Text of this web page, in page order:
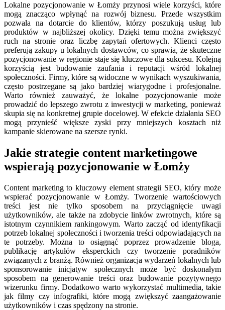
Lokalne pozycjonowanie w Łomży przynosi wiele korzyści, które
mogą znacząco wpłynąć na rozwój biznesu. Przede wszystkim
pozwala na dotarcie do klientów, którzy poszukują usług lub
produktów w najbliższej okolicy. Dzięki temu można zwiększyć
ruch na stronie oraz liczbę zapytań ofertowych. Klienci często
preferują zakupy u lokalnych dostawców, co sprawia, że skuteczne
pozycjonowanie w regionie staje się kluczowe dla sukcesu. Kolejną
korzyścią jest budowanie zaufania i reputacji wśród lokalnej
społeczności. Firmy, które są widoczne w wynikach wyszukiwania,
często postrzegane są jako bardziej wiarygodne i profesjonalne.
Warto również zauważyć, że lokalne pozycjonowanie może
prowadzić do lepszego zwrotu z inwestycji w marketing, ponieważ
skupia się na konkretnej grupie docelowej. W efekcie działania SEO
mogą przynieść większe zyski przy mniejszych kosztach niż
kampanie skierowane na szersze rynki.
Jakie strategie content marketingowe
wspierają pozycjonowanie w Łomży
Content marketing to kluczowy element strategii SEO, który może
wspierać pozycjonowanie w Łomży. Tworzenie wartościowych
treści jest nie tylko sposobem na przyciągnięcie uwagi
użytkowników, ale także na zdobycie linków zwrotnych, które są
istotnym czynnikiem rankingowym. Warto zacząć od identyfikacji
potrzeb lokalnej społeczności i tworzenia treści odpowiadających na
te potrzeby. Można to osiągnąć poprzez prowadzenie bloga,
publikację artykułów eksperckich czy tworzenie poradników
związanych z branżą. Również organizacja wydarzeń lokalnych lub
sponsorowanie inicjatyw społecznych może być doskonałym
sposobem na generowanie treści oraz budowanie pozytywnego
wizerunku firmy. Dodatkowo warto wykorzystać multimedia, takie
jak filmy czy infografiki, które mogą zwiększyć zaangażowanie
użytkowników i czas spędzony na stronie.